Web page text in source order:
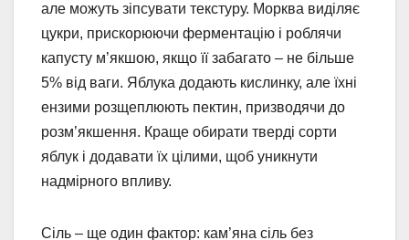
але можуть зіпсувати текстуру. Морква виділяє
цукри, прискорюючи ферментацію і роблячи
капусту м’якшою, якщо її забагато – не більше
5% від ваги. Яблука додають кислинку, але їхні
ензими розщеплюють пектин, призводячи до
розм’якшення. Краще обирати тверді сорти
яблук і додавати їх цілими, щоб уникнути
надмірного впливу.
Сіль – ще один фактор: кам’яна сіль без